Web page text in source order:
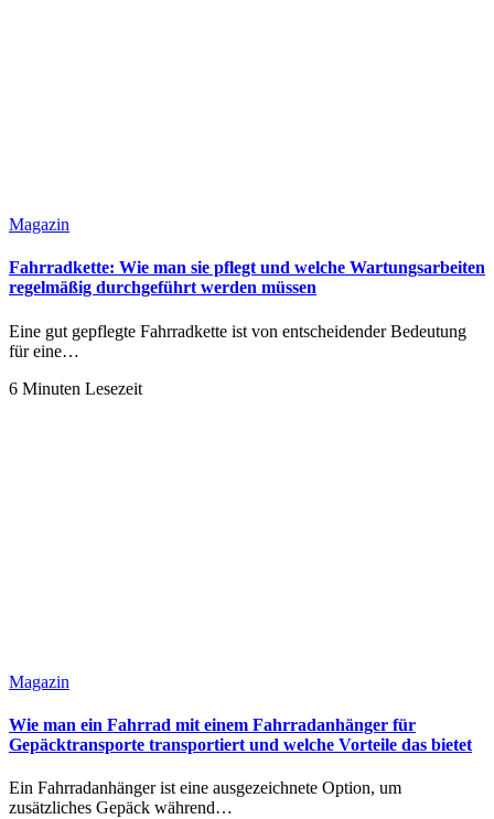
Magazin
Fahrradkette: Wie man sie pflegt und welche Wartungsarbeiten
regelmäßig durchgeführt werden müssen
Eine gut gepflegte Fahrradkette ist von entscheidender Bedeutung
für eine…
6 Minuten Lesezeit
Magazin
Wie man ein Fahrrad mit einem Fahrradanhänger für
Gepäcktransporte transportiert und welche Vorteile das bietet
Ein Fahrradanhänger ist eine ausgezeichnete Option, um
zusätzliches Gepäck während…